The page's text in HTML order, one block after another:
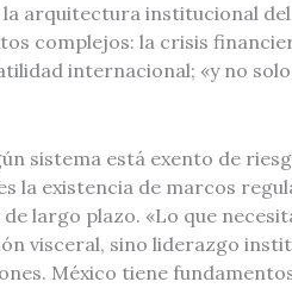
arquitectura institucional
complejos: la crisis
internacional; «y no
sistema está exento de
la existencia de marcos
largo plazo. «Lo que
visceral, sino liderazgo
México tiene